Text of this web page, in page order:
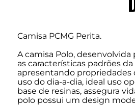
Camisa PCMG Perita.
A camisa Polo, desenvolvida
as características padrões
apresentando propriedades
uso do dia-a-dia, ideal uso
base de resinas, assegura
polo possui um design